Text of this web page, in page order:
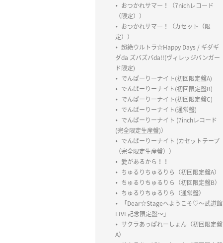
おつかれサマー！（7nichレコード
（限定））
おつかれサマー！（カセット（限
定））
超絶ウルトラ☆Happy Days / ギダギ
ダda ズバズバda!!(ヴィレッジバンガー
ド限定)
でんぱーりーナイト(初回限定盤A)
でんぱーりーナイト(初回限定盤B)
でんぱーりーナイト(初回限定盤C)
でんぱーりーナイト(通常盤)
でんぱーりーナイト (7inchレコード
(完全限定生産盤)）
でんぱーりーナイト (カセットテープ
（完全限定生産盤））
愛があるから！！
ちゅるりちゅるりら（初回限定盤A）
ちゅるりちゅるりら（初回限定盤B）
ちゅるりちゅるりら（通常盤）
「Dear☆Stageへようこそ♡〜武道館
LIVE記念限定盤〜」
サクラあっぱれーしょん（初回限定盤
A）